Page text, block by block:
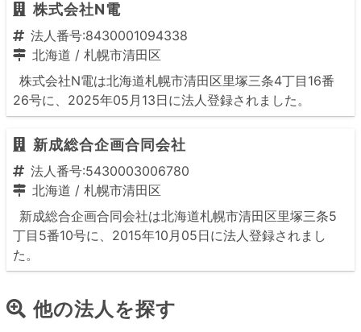
株式会社N電
法人番号:8430001094338
北海道 / 札幌市清田区
株式会社N電は北海道札幌市清田区里塚三条4丁目16番
26号に、2025年05月13日に法人登録されました。
新成総合企画合同会社
法人番号:5430003006780
北海道 / 札幌市清田区
新成総合企画合同会社は北海道札幌市清田区里塚三条5
丁目5番10号に、2015年10月05日に法人登録されまし
た。
他の法人を探す